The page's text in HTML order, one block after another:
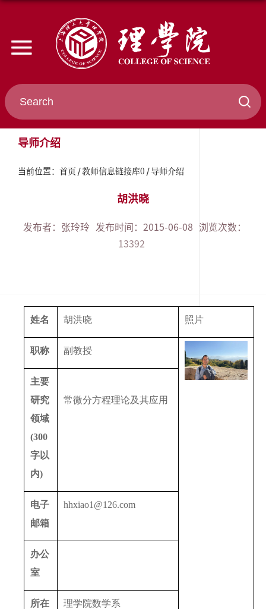
导师介绍
当前位置： 首页 教师信息链接库0 导师介绍
胡洪晓
发布者：张玲玲 发布时间：2015-06-08
浏览次数：
13392
姓名 胡洪晓 照片
职称 副教授
主要
研究
领域
(300
字以
内)
常微分方程理论及其应用
电子
邮箱
hhxiao1@126.com
办公
室
所在
理学院数学系